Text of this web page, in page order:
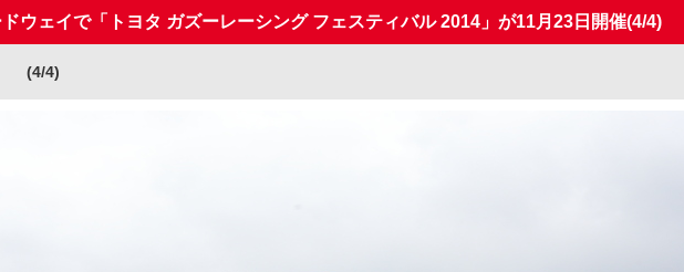
ウェイで「トヨタ ガズーレーシング フェスティバル 2014」が11月23日開催(4/4)
(4/4)